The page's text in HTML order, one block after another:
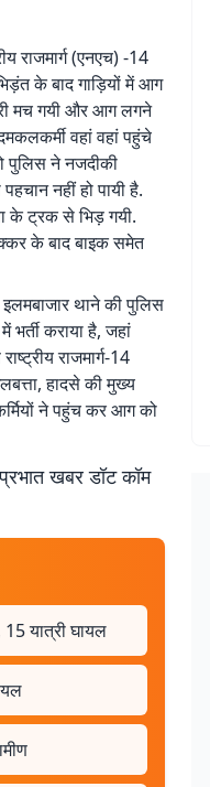
राजमार्ग (एनएच) -14
के बाद गाड़ियों में आग
मच गयी और आग लगने
वहां वहां पहुंचे
पुलिस ने नजदीकी
नहीं हो पायी है.
के ट्रक से भिड़ गयी.
के बाद बाइक समेत
थाने की पुलिस
कराया है, जहां
राजमार्ग-14
हादसे की मुख्य
ने पहुंच कर आग को
खबर डॉट कॉम
15 यात्री घायल